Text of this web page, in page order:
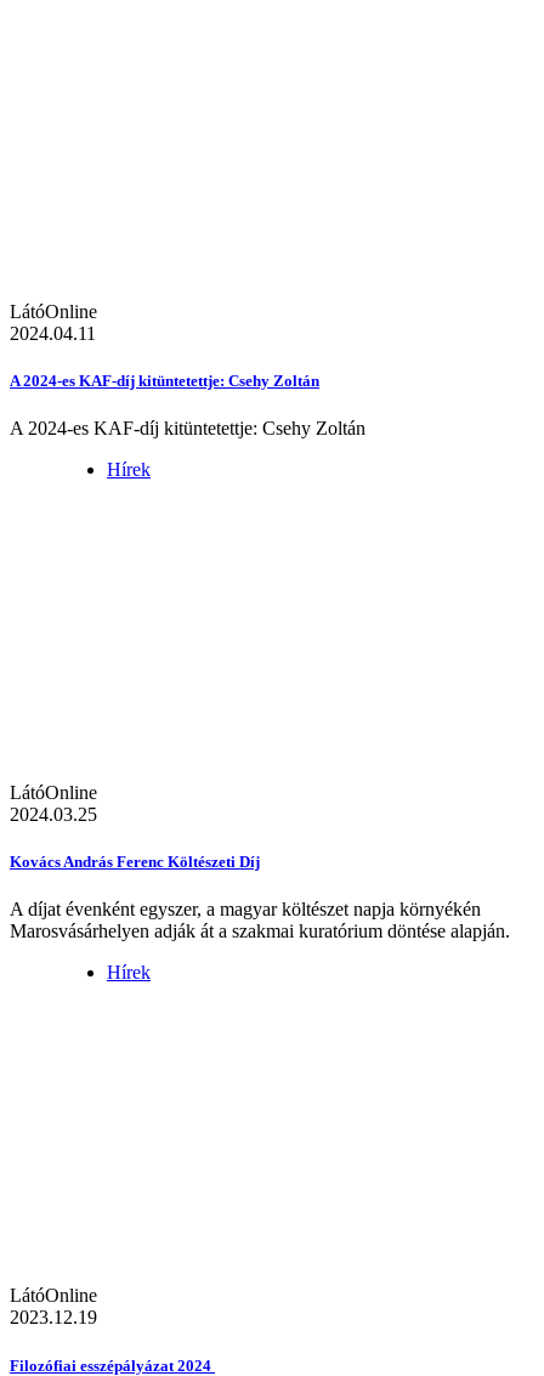
LátóOnline
2024.04.11
A 2024-es KAF-díj kitüntetettje: Csehy Zoltán
A 2024-es KAF-díj kitüntetettje: Csehy Zoltán
Hírek
LátóOnline
2024.03.25
Kovács András Ferenc Költészeti Díj
A díjat évenként egyszer, a magyar költészet napja környékén
Marosvásárhelyen adják át a szakmai kuratórium döntése alapján.
Hírek
LátóOnline
2023.12.19
Filozófiai esszépályázat 2024